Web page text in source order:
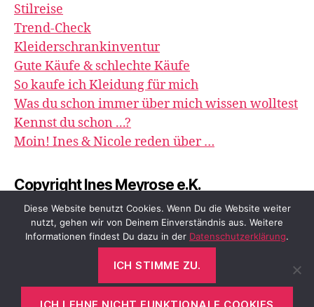
Stilreise
Trend-Check
Kleiderschrankinventur
Gute Käufe & schlechte Käufe
So kaufe ich Kleidung für mich
Was du schon immer über mich wissen wolltest
Kennst du schon ...?
Moin! Ines & Nicole reden über …
Copyright Ines Meyrose e.K.
image&impression
↑
Diese Website benutzt Cookies. Wenn Du die Website weiter
nutzt, gehen wir von Deinem Einverständnis aus. Weitere
Informationen findest Du dazu in der Datenschutzerklärung.
ICH STIMME ZU.
ICH LEHNE NICHT FUNKTIONALE COOKIES